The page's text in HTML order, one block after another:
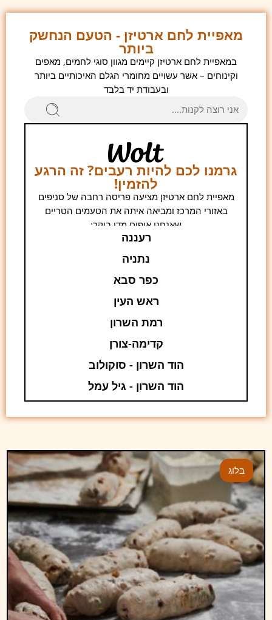
מאפיית לחם ארטיזן - הטעם הנחשק
ביותר
במאפיית לחם ארטיזן קיימים מגוון סוגי לחמים, מאפים
וקינוחים – אשר עשויים מחומרי הגלם האיכותיים ביותר
ובעבודת יד בלבד
גרמנו לכם להיות רעבים? זה הרגע
להזמין!
מאפיית לחם ארטיזן מציעה פריסה רחבה של סניפים
באזורי המרכז ומביאה איתה את הטעמים הטריים
שאנחנו אופים מדי בוקר:
רעננה
נתניה
כפר סבא
ראש העין
רמת השרון
קדימה-צורן
הוד השרון - סוקולוב
הוד השרון - גיל עמל
בלוג